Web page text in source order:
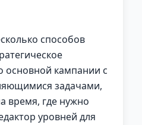
способов
кампании с
задачами,
время, где нужно
уровней для